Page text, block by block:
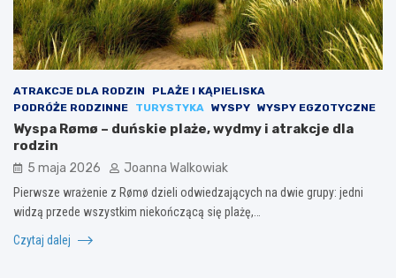
ATRAKCJE DLA RODZIN
PLAŻE I KĄPIELISKA
PODRÓŻE RODZINNE
TURYSTYKA WYSPY WYSPY EGZOTYCZNE
Wyspa Rømø – duńskie plaże, wydmy i atrakcje dla
rodzin
5 maja 2026 Joanna Walkowiak
Pierwsze wrażenie z Rømø dzieli odwiedzających na dwie grupy: jedni
widzą przede wszystkim niekończącą się plażę,…
Czytaj dalej